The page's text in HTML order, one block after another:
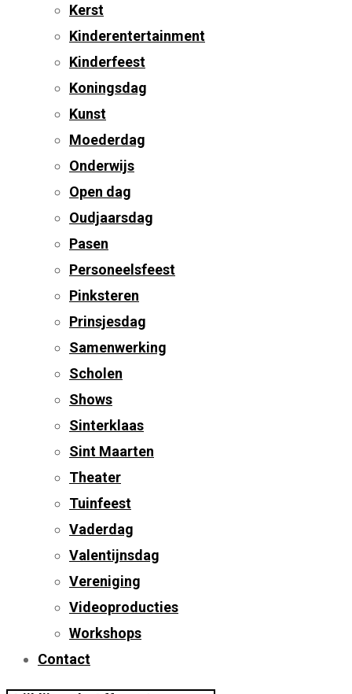
Kerst
Kinderentertainment
Kinderfeest
Koningsdag
Kunst
Moederdag
Onderwijs
Open dag
Oudjaarsdag
Pasen
Personeelsfeest
Pinksteren
Prinsjesdag
Samenwerking
Scholen
Shows
Sinterklaas
Sint Maarten
Theater
Tuinfeest
Vaderdag
Valentijnsdag
Vereniging
Videoproducties
Workshops
Contact